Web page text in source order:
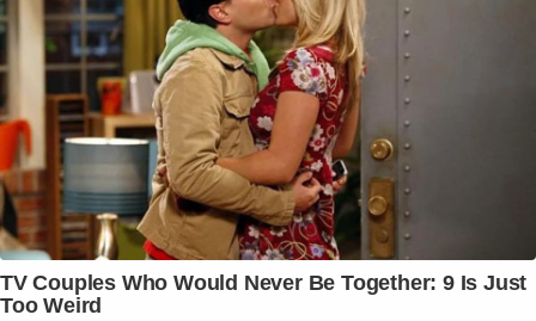
TV Couples Who Would Never Be Together: 9 Is Just
Too Weird